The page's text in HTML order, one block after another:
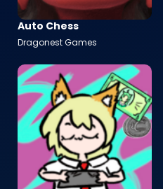
Auto Chess
Dragonest Games